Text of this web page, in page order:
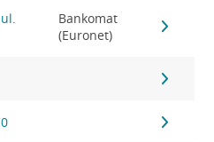
Bankomat
(Euronet)